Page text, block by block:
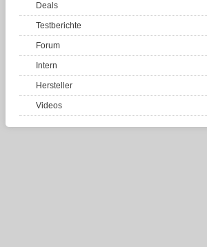
Deals
Testberichte
Forum
Intern
Hersteller
Videos